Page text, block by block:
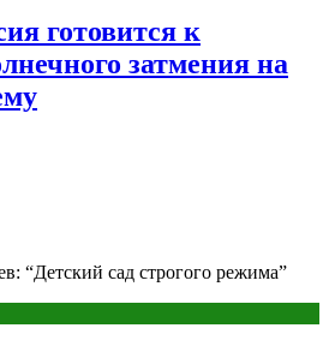
готовится к
затмения на
“Детский сад строгого режима”